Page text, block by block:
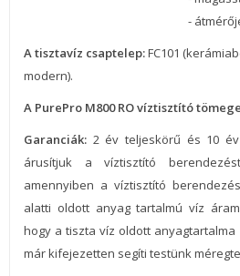
-
A tisztavíz csaptelep:FC101
modern).
A PurePro M800 RO víztisztító
Garanciák: 2 év teljeskörű és 10
árusítjuk a víztisztító
amennyiben a víztisztító
alatti oldott anyag tartalmú víz
hogy a tiszta víz oldott anyagtartalma
már kifejezetten segíti testünk